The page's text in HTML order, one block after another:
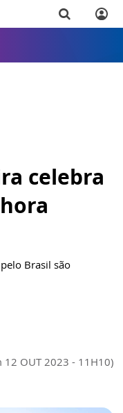
celebra
Brasil são
12 OUT 2023 - 11H10)